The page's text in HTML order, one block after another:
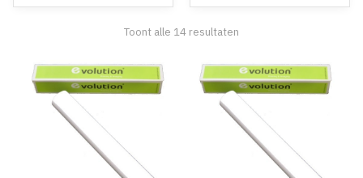
Toont alle 14 resultaten
prijs:
laag
hoog